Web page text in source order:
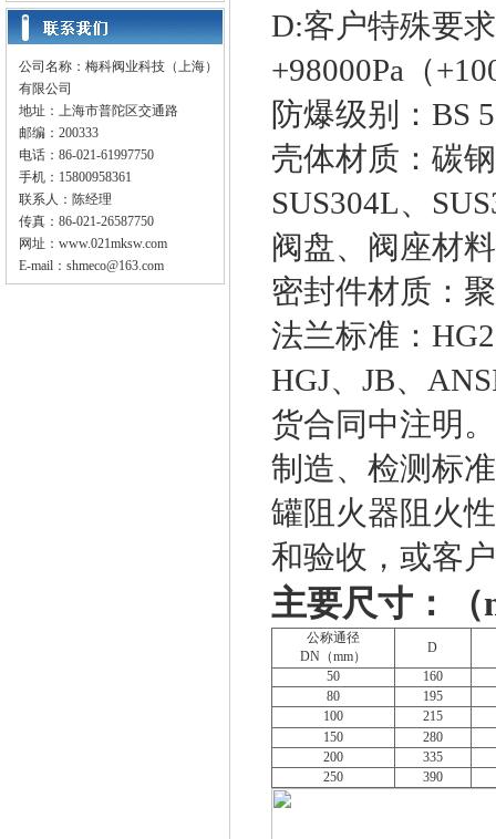
公司名称：梅科阀业科技（上海）
有限公司
地址：上海市普陀区交通路
邮编：200333
电话：86-021-61997750
手机：15800958361
联系人：陈经理
传真：86-021-26587750
网址： www.021mksw.com
E-mail： shmeco@163.com
D:客户特殊要
+98000Pa（
防爆级别：BS
壳体材质：碳
SUS304L、
阀盘、阀座材
密封件材质：
法兰标准：
HGJ、JB、
货合同中注明。
制造、检测标
罐阻火器阻火
和验收，或客
主要尺寸：（
公称通径
DN（mm）
D
50
160
80
195
100
215
150
280
200
335
250
390